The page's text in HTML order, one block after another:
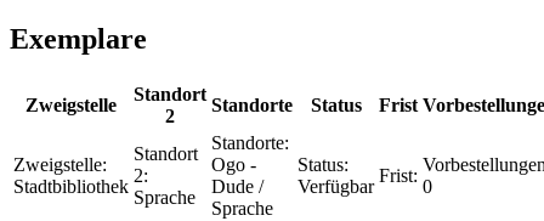
Exemplare
Zweigstelle
Standort
2
Standorte Status Frist
Zweigstelle:
Stadtbibliothek
Standort
2:
Sprache
Standorte:
Ogo -
Dude /
Sprache
Status:
Verfügbar
Frist:
0